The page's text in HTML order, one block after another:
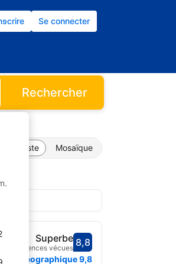
Se connecter
Rechercher
Liste Mosaïque
Avec une note de 8,8
8,8
Superbe
50 expériences vécues
géographique9,8